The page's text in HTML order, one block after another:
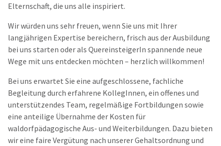
Elternschaft, die uns alle inspiriert.
Wir würden uns sehr freuen, wenn Sie uns mit Ihrer
langjährigen Expertise bereichern, frisch aus der Ausbildung
bei uns starten oder als QuereinsteigerIn spannende neue
Wege mit uns entdecken möchten – herzlich willkommen!
Bei uns erwartet Sie eine aufgeschlossene, fachliche
Begleitung durch erfahrene KollegInnen, ein offenes und
unterstützendes Team, regelmäßige Fortbildungen sowie
eine anteilige Übernahme der Kosten für
waldorfpädagogische Aus- und Weiterbildungen. Dazu bieten
wir eine faire Vergütung nach unserer Gehaltsordnung und